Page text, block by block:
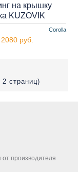
Corolla
на крышку
KUZOVIK
2080 руб.
страниц)
от производителя